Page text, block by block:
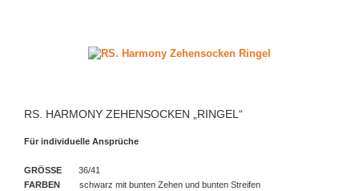
RS. HARMONY ZEHENSOCKEN „RINGEL“
Für individuelle Ansprüche
GRÖSSE 36/41
FARBEN
schwarz mit bunten Zehen und bunten Streifen